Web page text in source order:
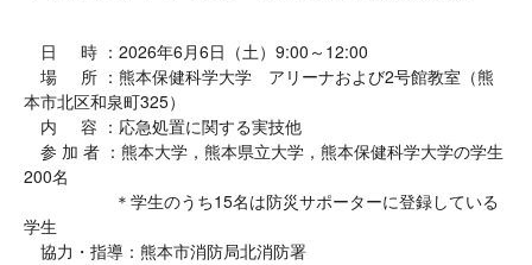
日 時 ：2026年6月6日（土）9:00～12:00
場 所 ：熊本保健科学大学 アリーナおよび2号館教室（熊
本市北区和泉町325）
内 容 ：応急処置に関する実技他
参 加 者 ：熊本大学，熊本県立大学，熊本保健科学大学の学生
200名
＊学生のうち15名は防災サポーターに登録している
学生
協力・指導：熊本市消防局北消防署